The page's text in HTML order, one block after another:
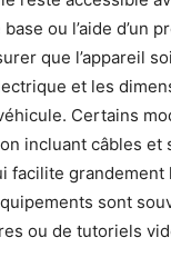
ou l’aide d’un
que l’appareil
et les
Certains
incluant câbles et
facilite grandement
sont
ou de tutoriels